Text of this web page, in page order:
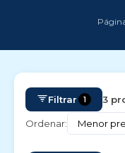
Filtrar 1 3
Ordenar: